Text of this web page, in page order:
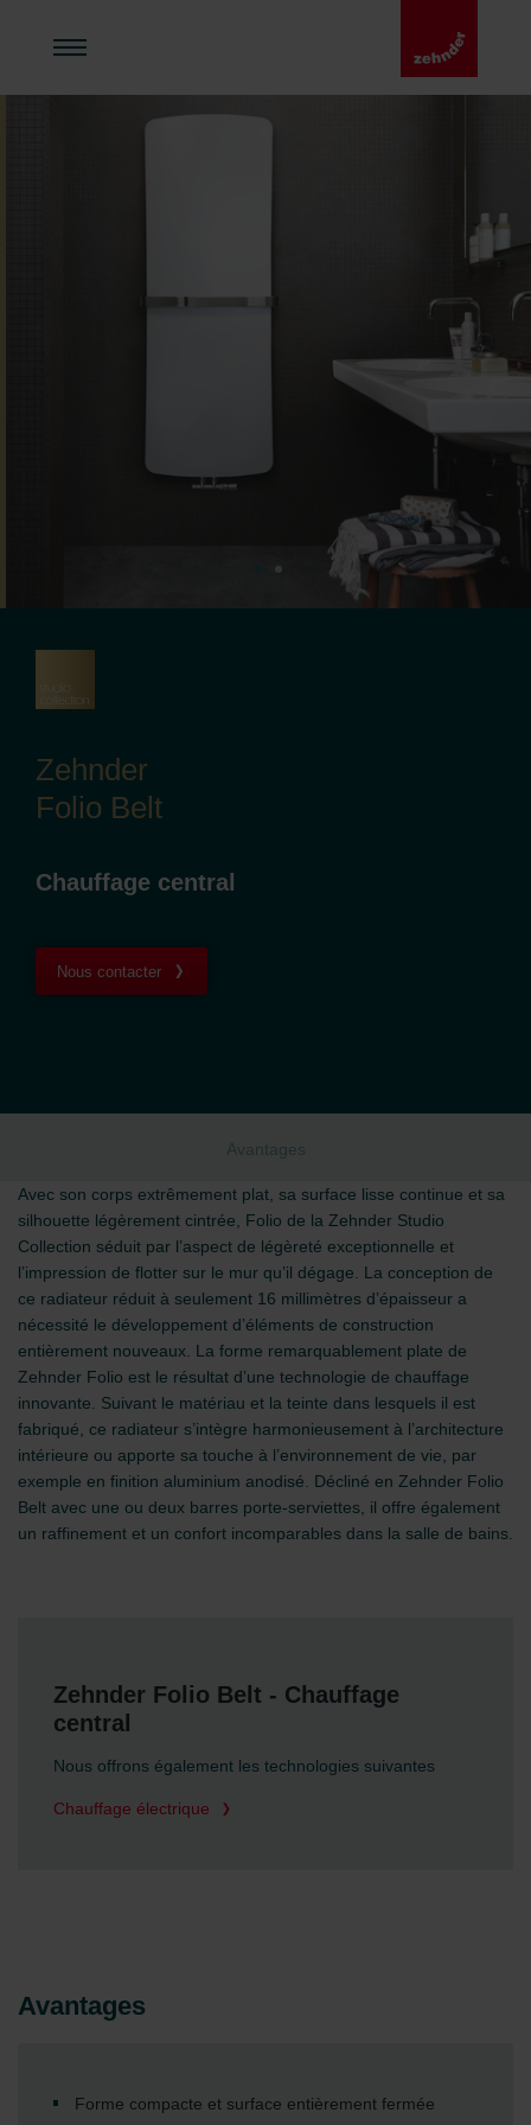
Zehnder
Folio Belt
Chauffage central
Nous contacter
Avantages
Avec son corps extrêmement plat, sa surface lisse continue et sa
silhouette légèrement cintrée, Folio de la Zehnder Studio
Collection séduit par l’aspect de légèreté exceptionnelle et
l’impression de flotter sur le mur qu’il dégage. La conception de
ce radiateur réduit à seulement 16 millimètres d’épaisseur a
nécessité le développement d’éléments de construction
entièrement nouveaux. La forme remarquablement plate de
Zehnder Folio est le résultat d’une technologie de chauffage
innovante. Suivant le matériau et la teinte dans lesquels il est
fabriqué, ce radiateur s’intègre harmonieusement à l’architecture
intérieure ou apporte sa touche à l’environnement de vie, par
exemple en finition aluminium anodisé. Décliné en Zehnder Folio
Belt avec une ou deux barres porte-serviettes, il offre également
un raffinement et un confort incomparables dans la salle de bains.
Zehnder Folio Belt - Chauffage
central
Nous offrons également les technologies suivantes
Chauffage électrique
Avantages
Forme compacte et surface entièrement fermée